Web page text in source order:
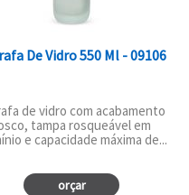
De Vidro 550 Ml - 09106
de vidro com acabamento
tampa rosqueável em
e capacidade máxima de...
orçar